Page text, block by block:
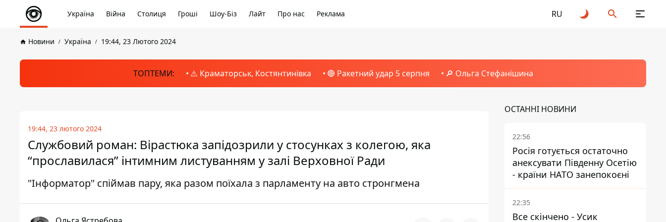
Україна Війна Столиця Гроші Шоу-Біз Лайт Про нас Реклама RU
Новини Україна 19:44, 23 Лютого 2024
ТОПТЕМИ: ⚠️ Краматорськ, Костянтинівка 🔴 Ракетний удар 5 серпня 🔎 Ольга Стефанішина
19:44, 23 лютого 2024
Службовий роман: Вірастюка запідозрили у стосунках з колегою, яка
“прославилася” інтимним листуванням у залі Верховної Ради
"Інформатор" спіймав пару, яка разом поїхала з парламенту на авто стронгмена
ОСТАННІ НОВИНИ
22:56
Росія готується остаточно
анексувати Південну Осетію
- країни НАТО занепокоєні
22:35
Все скінчено - Усик